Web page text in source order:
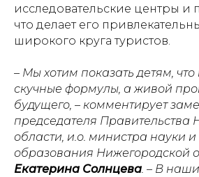
исследовательские центры и
что делает его
широкого круга туристов.
– Мы хотим показать детям, что
скучные формулы, а живой
будущего, – комментирует
председателя Правительства
области, и.о. министра науки
образования Нижегородской
Екатерина Солнцева. – В